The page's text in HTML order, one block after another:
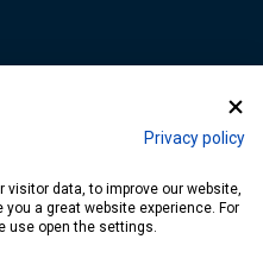
Privacy policy
data, to improve our website,
a great website experience. For
use open the settings.